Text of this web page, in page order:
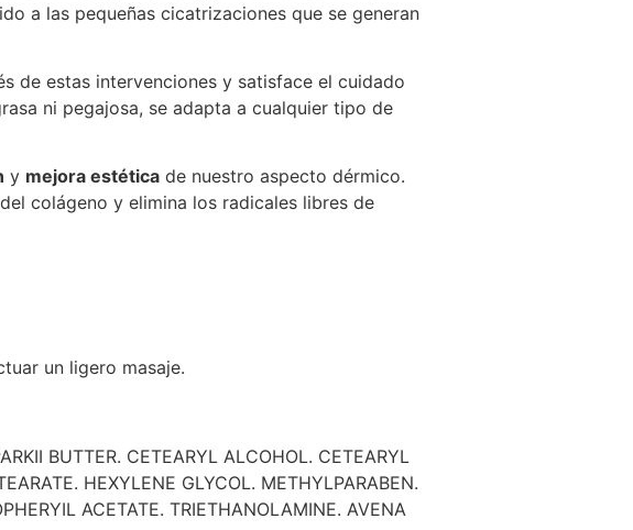
a las pequeñas cicatrizaciones que se generan
de estas intervenciones y satisface el cuidado
ni pegajosa, se adapta a cualquier tipo de
y mejora estética de nuestro aspecto dérmico.
colágeno y elimina los radicales libres de
un ligero masaje.
BUTTER. CETEARYL ALCOHOL. CETEARYL
HEXYLENE GLYCOL. METHYLPARABEN.
ACETATE. TRIETHANOLAMINE. AVENA